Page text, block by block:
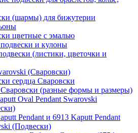
(шармы) для бижутерии
цветные с эмалью
и кулоны
(листики, цветочки и
(Сваровски)
сердца Сваровски
(разные формы и размеры)
Oval Pendant Swarovski
Pendant и 6913 Kaputt Pendant
(Подвески)